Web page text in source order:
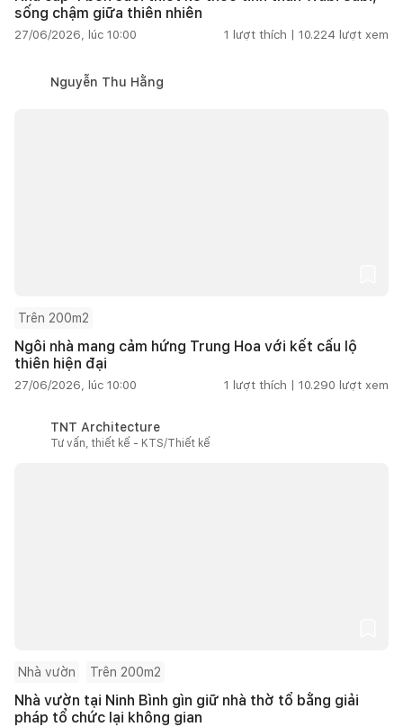
sống chậm giữa thiên nhiên
27/06/2026, lúc 10:00 1 lượt thích | 10.224 lượt xem
Nguyễn Thu Hằng
Trên 200m2
Ngôi nhà mang cảm hứng Trung Hoa với kết cấu lộ
thiên hiện đại
27/06/2026, lúc 10:00 1 lượt thích | 10.290 lượt xem
TNT Architecture
Tư vấn, thiết kế - KTS/Thiết kế
Nhà vườn Trên 200m2
Nhà vườn tại Ninh Bình gìn giữ nhà thờ tổ bằng giải
pháp tổ chức lại không gian